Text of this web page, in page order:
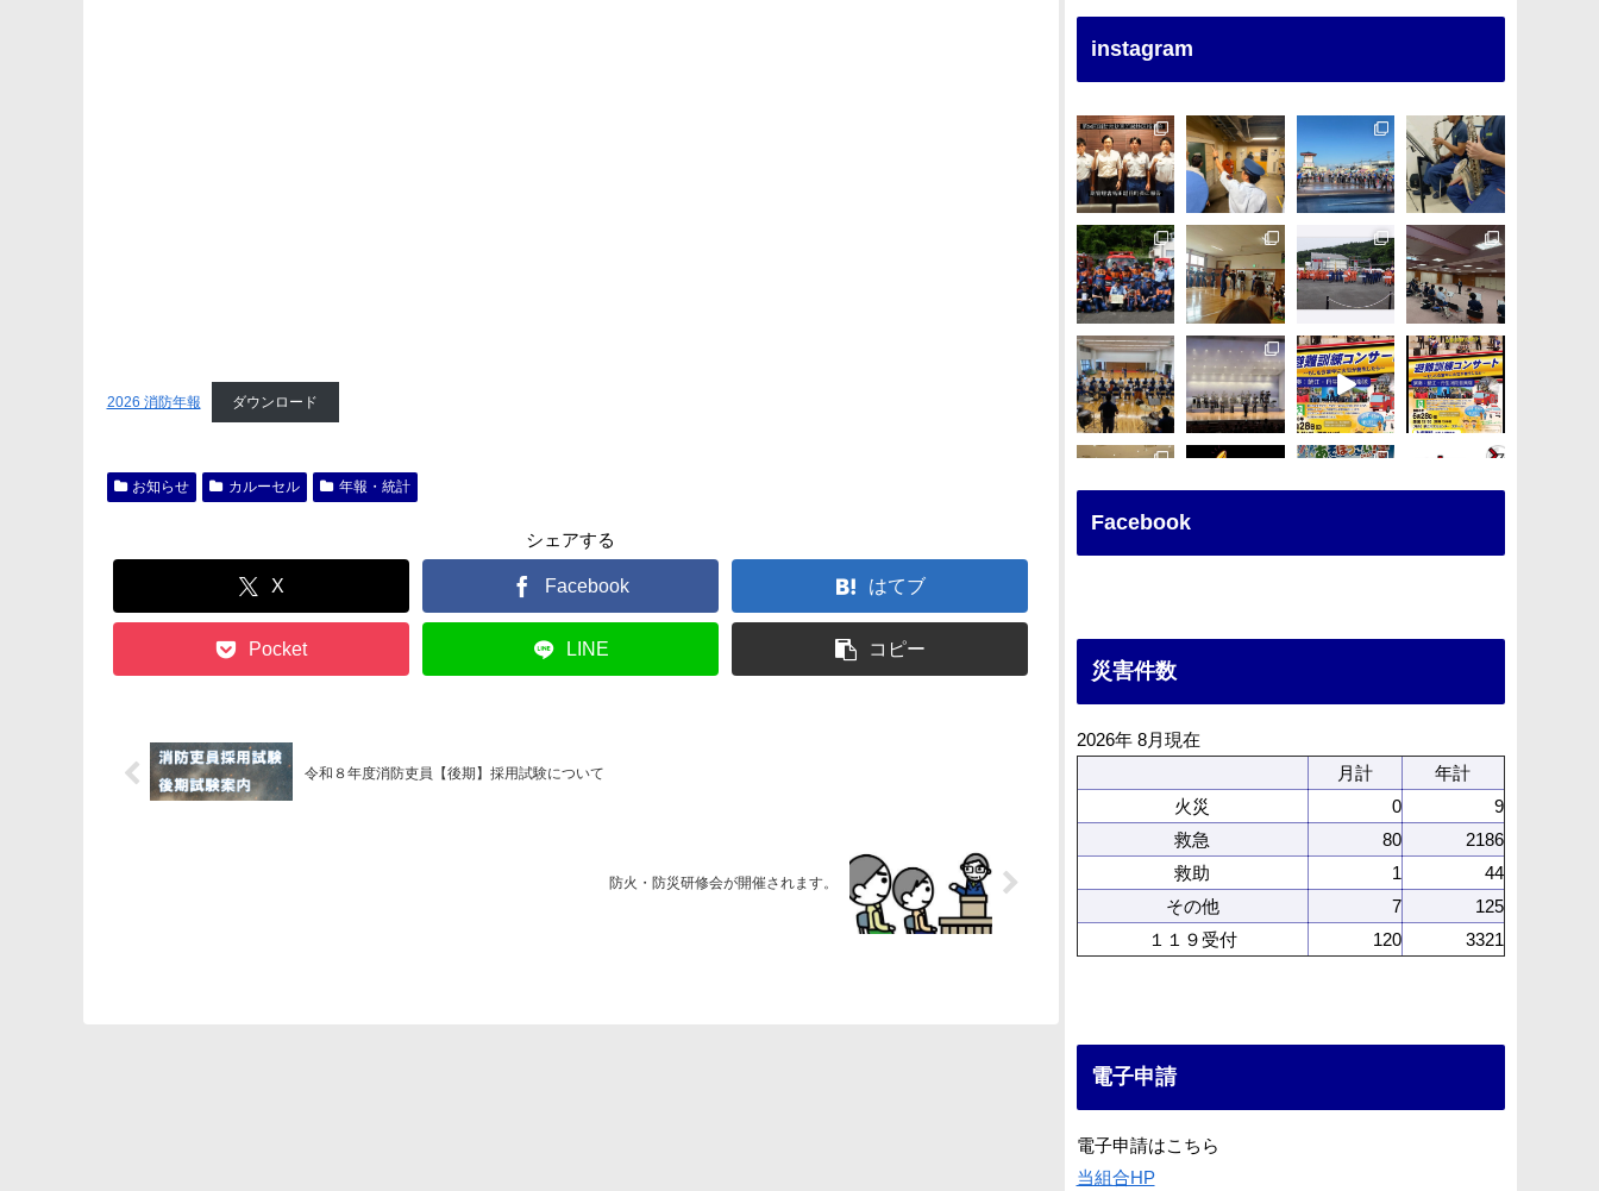
2026 消防年報 ダウンロード
お知らせ カルーセル 年報・統計
シェアする
X Facebook はてブ
Pocket LINE コピー
令和８年度消防吏員【後期】採用試験について
防火・防災研修会が開催されます。
instagram
Facebook
災害件数
2026年 8月現在
月計
年計
火災
0
9
救急
80
2186
救助
1
44
その他
7
125
１１９受付
120 3321
電子申請
電子申請はこちら
当組合HP